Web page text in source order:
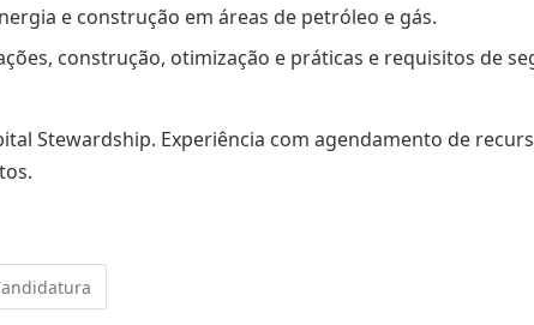
e construção em áreas de petróleo e gás.
construção, otimização e práticas e requisitos de
Stewardship. Experiência com agendamento de